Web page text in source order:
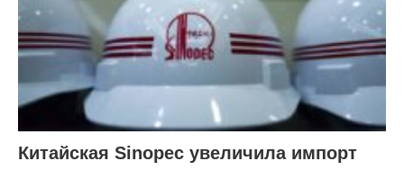
Китайская Sinopec увеличила импорт